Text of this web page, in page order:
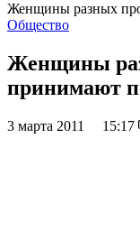
Женщины разных
Общество
Женщины
принимают
3 марта 2011 15:17